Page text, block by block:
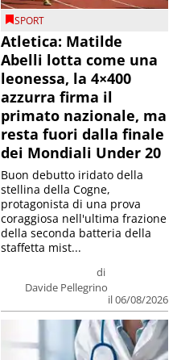
SPORT
Atletica: Matilde
Abelli lotta come una
leonessa, la 4×400
azzurra firma il
primato nazionale, ma
resta fuori dalla finale
dei Mondiali Under 20
di
Davide Pellegrino
il 06/08/2026
Buon debutto iridato della
stellina della Cogne,
protagonista di una prova
coraggiosa nell'ultima frazione
della seconda batteria della
staffetta mist...